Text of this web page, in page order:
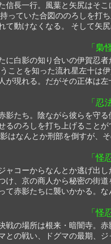
信長一行。風葉と矢尻はそ
っていた合図ののろしを打
て動けなくなる。 そして矢
「梟
に白影の知り合いの伊賀忍
ことを知った流れ星左十は
が現れる。だがその正体は
「忍
影たち。陰ながら彼らを守
るのろしを打ち上げること
はなんとか刑部を倒すが、
「怪
ャコーからなんとか逃げ出
け、京の商人から秘密の街
て赤影たちに襲いかかる。
「怪
戦の場所は根来・暗闇寺。
との戦い、ドグマの最期、